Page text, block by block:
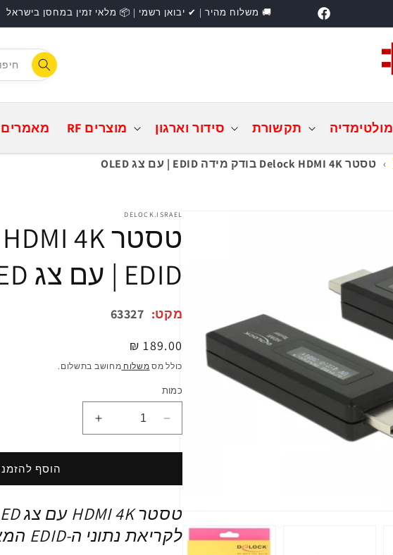
Facebook
🚚 משלוח מהיר | ✔ יבואן רשמי | 📦 מלאי זמין במחסן בישראל
מולטימדיה תקשורת סידור וארגון מוצרים RF מאמרים
התחברות
› טסטר Delock HDMI 4K בודק מידה EDID | עם צג OLED
פתיחת
מדיה
1
במודל
DELOCK.ISRAEL
EDID | עם צג OLED
מקט: 63327
מחיר
רגיל
189.00 ₪
כולל מס משלוח מחושב בתשלום.
כמות
הפחתת
כמות
ל
Delock
4K
מידה
הגדלת
כמות
ל
Delock
4K
מידה
הוסף
לקריאת נתוני ה-EDID המאוחסנים בצג.